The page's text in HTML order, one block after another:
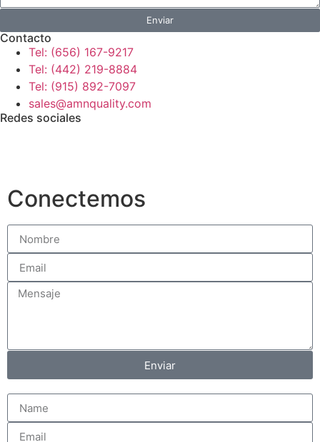
Enviar
Contacto
Tel: (656) 167-9217
Tel: (442) 219-8884
Tel: (915) 892-7097
sales@amnquality.com
Redes sociales
Conectemos
Enviar